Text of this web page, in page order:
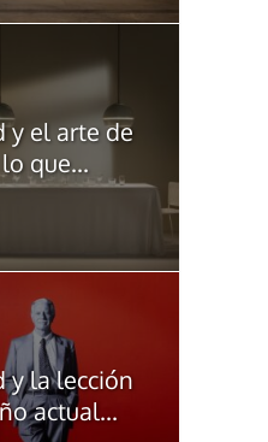
y el arte de
que...
y la lección
actual...